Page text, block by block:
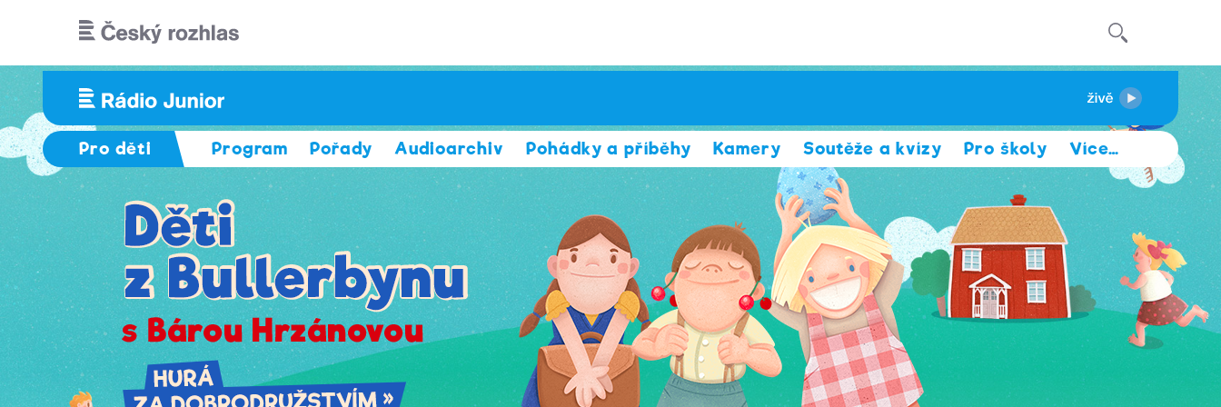
Pro děti Program Pořady Audioarchiv Pohádky a příběhy Kamery Soutěže a kvízy Pro školy Více…